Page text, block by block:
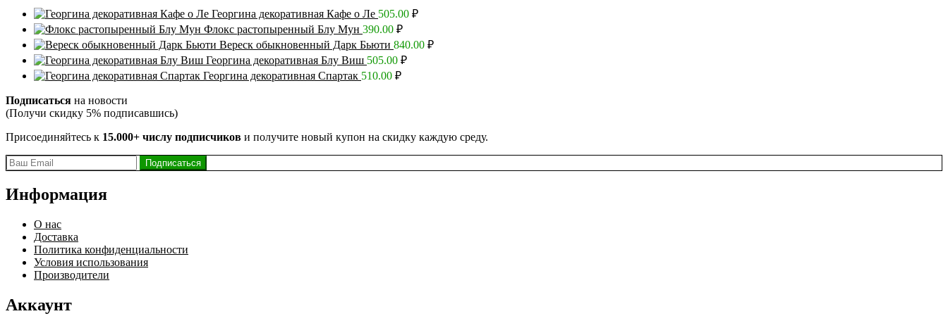
Георгина декоративная Кафе о Ле 505.00 ₽
Флокс растопыренный Блу Мун 390.00 ₽
Вереск обыкновенный Дарк Бьюти 840.00 ₽
Георгина декоративная Блу Виш 505.00 ₽
Георгина декоративная Спартак 510.00 ₽
Подписаться на новости
(Получи скидку 5% подписавшись)
Присоединяйтесь к 15.000+ числу подписчиков и получите новый купон на скидку каждую среду.
Информация
О нас
Доставка
Политика конфиденциальности
Условия использования
Производители
Аккаунт